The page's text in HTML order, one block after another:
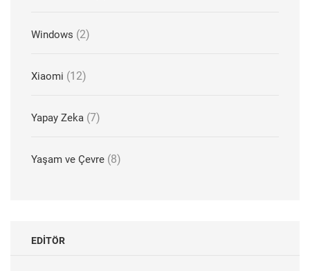
Windows (2)
Xiaomi (12)
Yapay Zeka (7)
Yaşam ve Çevre (8)
EDITÖR